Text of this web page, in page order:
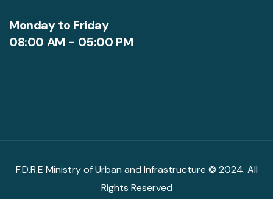
Monday to Friday
08:00 AM - 05:00 PM
F.D.R.E Ministry of Urban and Infrastructure © 2024. All
Rights Reserved